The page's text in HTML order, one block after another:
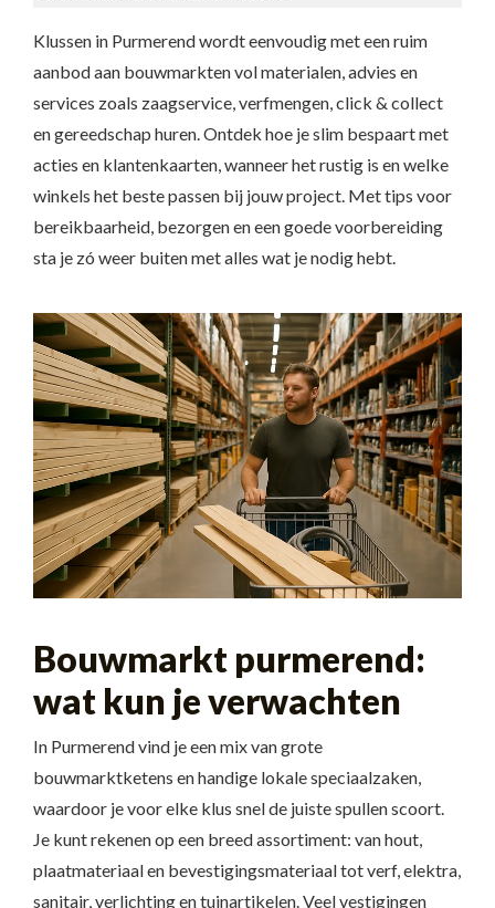
Klussen in Purmerend wordt eenvoudig met een ruim
aanbod aan bouwmarkten vol materialen, advies en
services zoals zaagservice, verfmengen, click & collect
en gereedschap huren. Ontdek hoe je slim bespaart met
acties en klantenkaarten, wanneer het rustig is en welke
winkels het beste passen bij jouw project. Met tips voor
bereikbaarheid, bezorgen en een goede voorbereiding
sta je zó weer buiten met alles wat je nodig hebt.
Bouwmarkt purmerend:
wat kun je verwachten
In Purmerend vind je een mix van grote
bouwmarktketens en handige lokale speciaalzaken,
waardoor je voor elke klus snel de juiste spullen scoort.
Je kunt rekenen op een breed assortiment: van hout,
plaatmateriaal en bevestigingsmateriaal tot verf, elektra,
sanitair, verlichting en tuinartikelen. Veel vestigingen